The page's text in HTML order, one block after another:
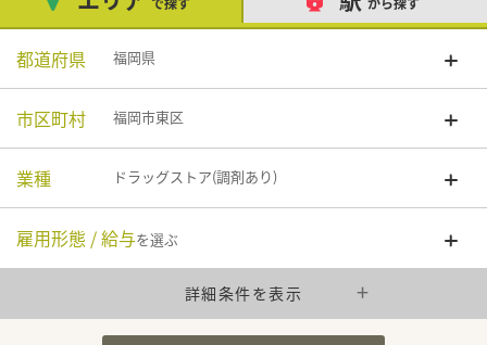
都道府県 福岡県
市区町村 福岡市東区
業種 ドラッグストア(調剤あり)
雇用形態 / 給与を選ぶ
詳細条件を表示